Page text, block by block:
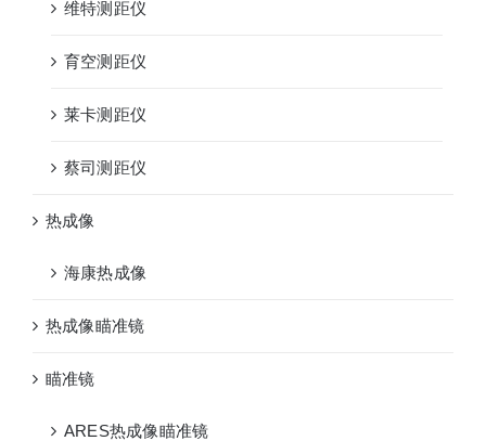
维特测距仪
育空测距仪
莱卡测距仪
蔡司测距仪
热成像
海康热成像
热成像瞄准镜
瞄准镜
ARES热成像瞄准镜